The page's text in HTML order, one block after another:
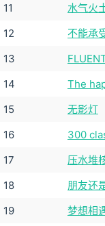
11
水气火
12
不能承
13
14
The
15
无影灯
16
300
17
压水堆
18
朋友还
19
梦想相